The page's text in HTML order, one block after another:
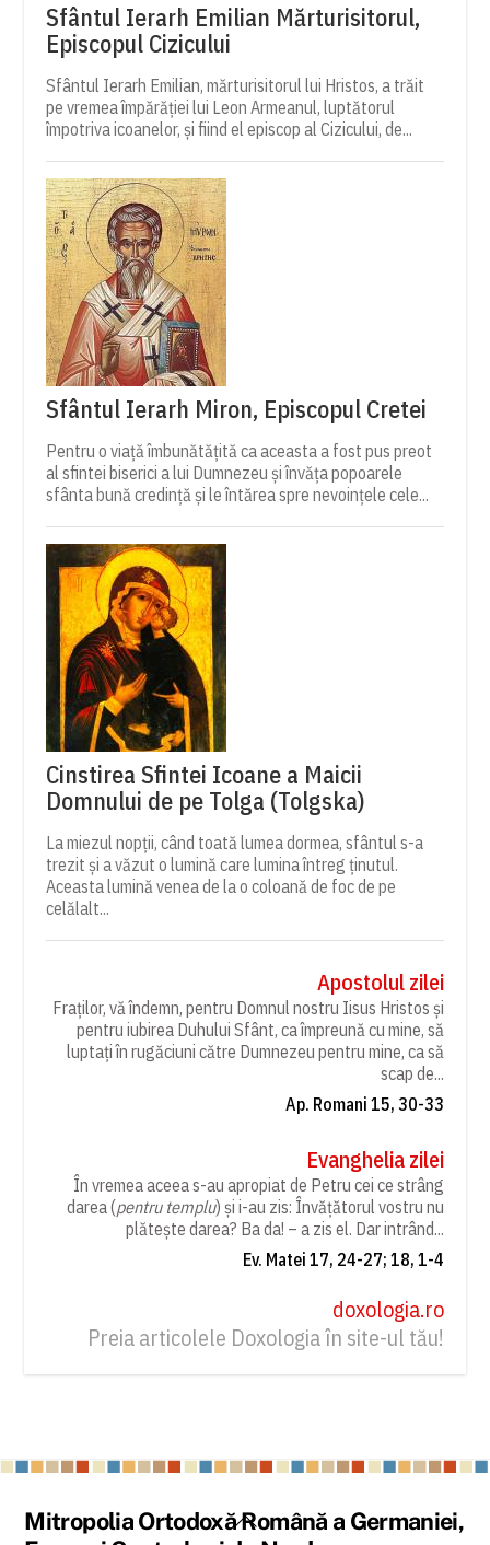
Sfântul Ierarh Emilian Mărturisitorul,
Episcopul Cizicului
Sfântul Ierarh Emilian, mărturisitorul lui Hristos, a trăit
pe vremea împărăției lui Leon Armeanul, luptătorul
împotriva icoanelor, și fiind el episcop al Cizicului, de...
Sfântul Ierarh Miron, Episcopul Cretei
Pentru o viață îmbunătățită ca aceasta a fost pus preot
al sfintei biserici a lui Dumnezeu și învăța popoarele
sfânta bună credință și le întărea spre nevoințele cele...
Cinstirea Sfintei Icoane a Maicii
Domnului de pe Tolga (Tolgska)
La miezul nopții, când toată lumea dormea, sfântul s-a
trezit și a văzut o lumină care lumina întreg ținutul.
Aceasta lumină venea de la o coloană de foc de pe
celălalt...
Apostolul zilei
Fraților, vă îndemn, pentru Domnul nostru Iisus Hristos și
pentru iubirea Duhului Sfânt, ca împreună cu mine, să
luptați în rugăciuni către Dumnezeu pentru mine, ca să
scap de...
Ap. Romani 15, 30-33
Evanghelia zilei
În vremea aceea s-au apropiat de Petru cei ce strâng
darea (pentru templu) și i-au zis: Învățătorul vostru nu
plătește darea? Ba da! – a zis el. Dar intrând...
Ev. Matei 17, 24-27; 18, 1-4
doxologia.ro
Preia articolele Doxologia în site-ul tău!
Back
Mitropolia Ortodoxă Română a Germaniei,